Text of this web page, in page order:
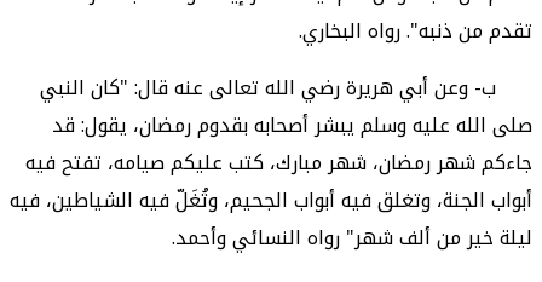
تقدم من ذنبه". رواه البخاري.
ب- وعن أبي هريرة رضي الله تعالى عنه قال: "كان النبي
صلى الله عليه وسلم يبشر أصحابه بقدوم رمضان، يقول: قد
جاءكم شهر رمضان، شهر مبارك، كتب عليكم صيامه، تفتح فيه
أبواب الجنة، وتغلق فيه أبواب الجحيم، وتُغَلّ فيه الشياطين، فيه
ليلة خير من ألف شهر" رواه النسائي وأحمد.